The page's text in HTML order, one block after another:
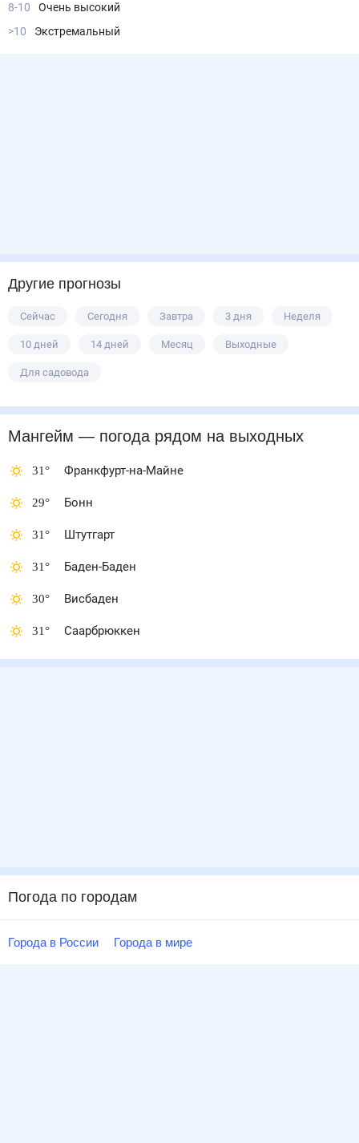
8-10
Очень высокий
>10
Экстремальный
Другие прогнозы
Сейчас Сегодня Завтра 3 дня Неделя
10 дней 14 дней Месяц Выходные
Для садовода
Мангейм — погода рядомна выходных
31° Франкфурт-на-Майне
29° Бонн
31° Штутгарт
31° Баден-Баден
30° Висбаден
31° Саарбрюккен
Погода по городам
Города в России Города в мире